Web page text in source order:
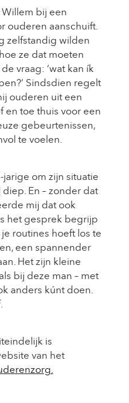
Willem bij een
ouderen aanschuift.
zelfstandig wilden
ze dat moeten
vraag: ‘wat kan ík
Sindsdien regelt
ouderen uit een
en toe thuis voor een
gebeurtenissen,
te voelen.
jarige om zijn situatie
En – zonder dat
mij dat ook
het gesprek begrijp
routines hoeft los te
een spannender
Het zijn kleine
bij deze man – met
anders kúnt doen.
is
van het